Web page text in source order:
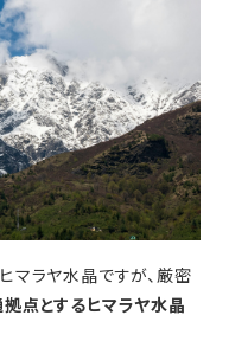
マラヤ水晶ですが、厳密
点とするヒマラヤ水晶